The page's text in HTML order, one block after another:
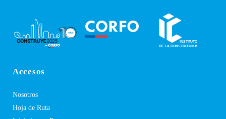
Accesos
Nosotros
Hoja de Ruta